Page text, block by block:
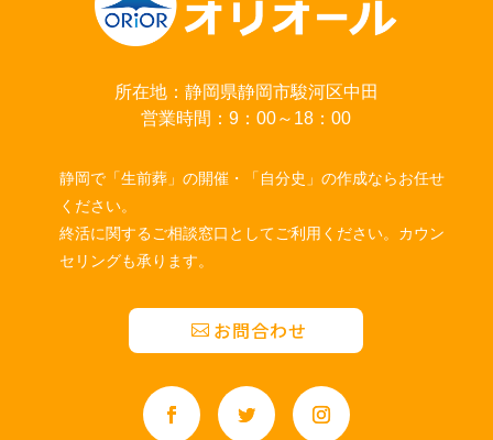
所在地：静岡県静岡市駿河区中田
営業時間：9：00～18：00
静岡で「生前葬」の開催・「自分史」の作成ならお任せ
ください。
終活に関するご相談窓口としてご利用ください。カウン
セリングも承ります。
お問合わせ